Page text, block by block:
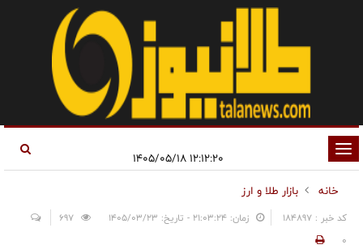
تغییر
وضعیت
ناوبری
خانه
بازار طلا و ارز
کد خبر : 184897 زمان: ۲۱:۰۳:۲۴ - تاریخ: ۱۴۰۵/۰۳/۲۳
0